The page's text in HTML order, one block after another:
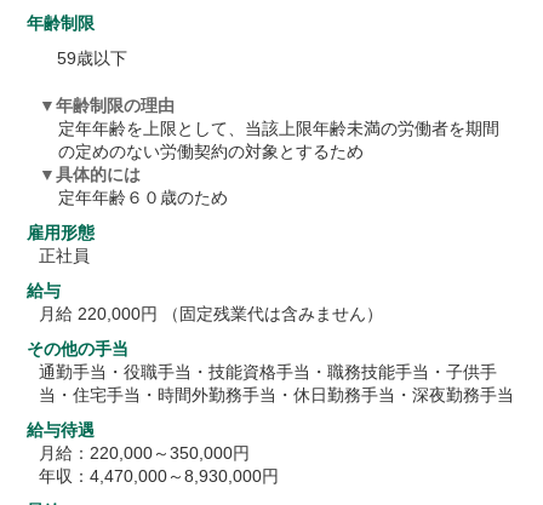
年齢制限
59歳以下
年齢制限の理由
定年年齢を上限として、当該上限年齢未満の労働者を期間
の定めのない労働契約の対象とするため
具体的には
定年年齢６０歳のため
雇用形態
正社員
給与
月給 220,000円 （固定残業代は含みません）
その他の手当
通勤手当・役職手当・技能資格手当・職務技能手当・子供手
当・住宅手当・時間外勤務手当・休日勤務手当・深夜勤務手当
給与待遇
月給：220,000～350,000円
年収：4,470,000～8,930,000円